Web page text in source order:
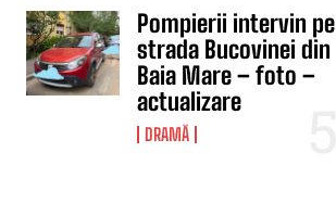
Pompierii intervin pe
strada Bucovinei din
Baia Mare – foto –
actualizare
DRAMĂ